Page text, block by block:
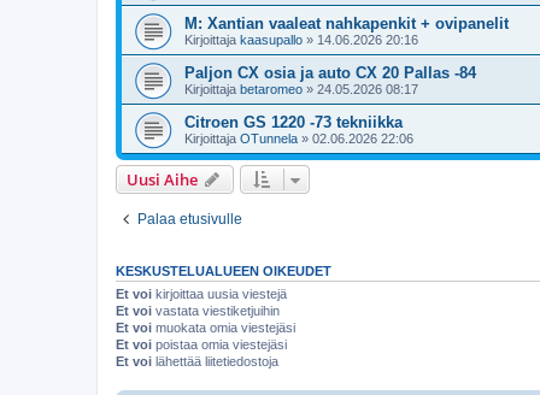
M: Xantian vaaleat nahkapenkit + ovipanelit
Kirjoittaja kaasupallo » 14.06.2026 20:16
Paljon CX osia ja auto CX 20 Pallas -84
Kirjoittaja betaromeo » 24.05.2026 08:17
Citroen GS 1220 -73 tekniikka
Kirjoittaja OTunnela » 02.06.2026 22:06
Uusi Aihe
Palaa etusivulle
KESKUSTELUALUEEN OIKEUDET
Et voi kirjoittaa uusia viestejä
Et voi vastata viestiketjuihin
Et voi muokata omia viestejäsi
Et voi poistaa omia viestejäsi
Et voi lähettää liitetiedostoja